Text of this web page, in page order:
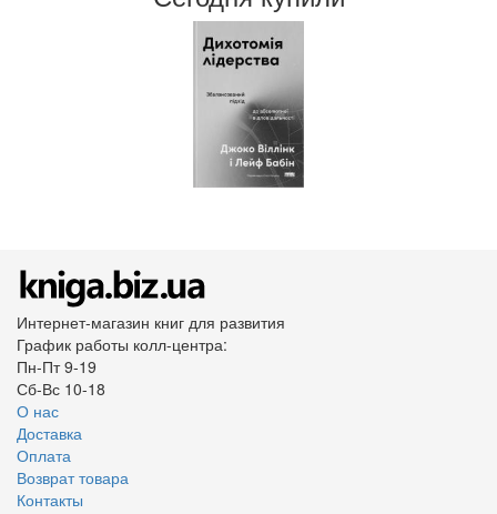
Интернет-магазин книг для развития
График работы колл-центра:
Пн-Пт 9-19
Сб-Вс 10-18
О нас
Доставка
Оплата
Возврат товара
Контакты